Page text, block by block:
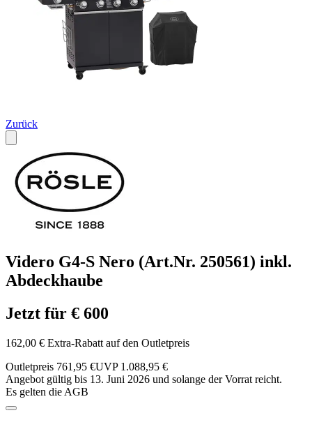
Zurück
Videro G4-S Nero (Art.Nr. 250561) inkl.
Abdeckhaube
Jetzt für € 600
162,00 € Extra-Rabatt auf den Outletpreis
Outletpreis 761,95 €UVP 1.088,95 €
Angebot gültig bis 13. Juni 2026 und solange der Vorrat reicht.
Es gelten die AGB